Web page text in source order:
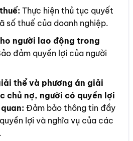
Thực hiện thủ tục quyết
số thuế của doanh nghiệp.
người lao động trong
đảm quyền lợi của người
thể và phương án giải
chủ nợ, người có quyền lợi
Đảm bảo thông tin đầy
lợi và nghĩa vụ của các